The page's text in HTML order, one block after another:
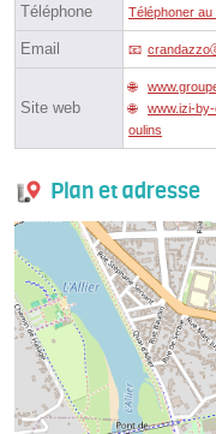
Téléphone Téléphoner
Email
Site web
www.izi-
oulins
Plan et adresse